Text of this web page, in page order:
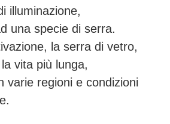
illuminazione,
una specie di serra.
la serra di vetro,
vita più lunga,
varie regioni e condizioni